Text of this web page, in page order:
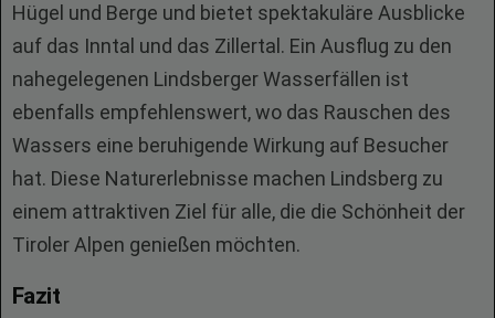
Hügel und Berge und bietet spektakuläre Ausblicke
auf das Inntal und das Zillertal. Ein Ausflug zu den
nahegelegenen Lindsberger Wasserfällen ist
ebenfalls empfehlenswert, wo das Rauschen des
Wassers eine beruhigende Wirkung auf Besucher
hat. Diese Naturerlebnisse machen Lindsberg zu
einem attraktiven Ziel für alle, die die Schönheit der
Tiroler Alpen genießen möchten.
Fazit